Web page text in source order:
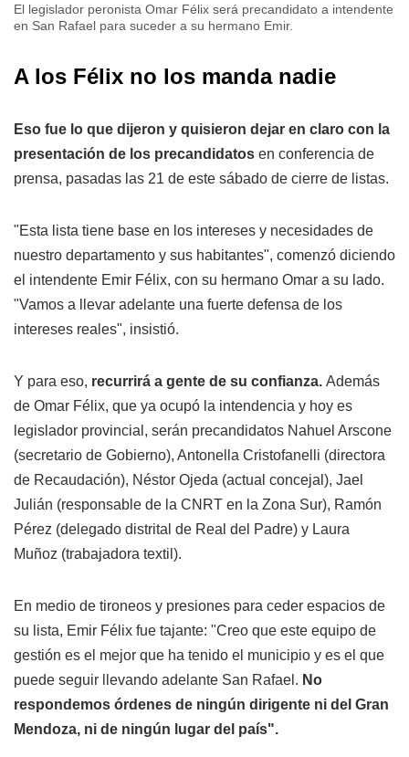
El legislador peronista Omar Félix será precandidato a intendente
en San Rafael para suceder a su hermano Emir.
A los Félix no los manda nadie
Eso fue lo que dijeron y quisieron dejar en claro con la
presentación de los precandidatos en conferencia de
prensa, pasadas las 21 de este sábado de cierre de listas.
"Esta lista tiene base en los intereses y necesidades de
nuestro departamento y sus habitantes", comenzó diciendo
el intendente Emir Félix, con su hermano Omar a su lado.
"Vamos a llevar adelante una fuerte defensa de los
intereses reales", insistió.
Y para eso, recurrirá a gente de su confianza. Además
de Omar Félix, que ya ocupó la intendencia y hoy es
legislador provincial, serán precandidatos Nahuel Arscone
(secretario de Gobierno), Antonella Cristofanelli (directora
de Recaudación), Néstor Ojeda (actual concejal), Jael
Julián (responsable de la CNRT en la Zona Sur), Ramón
Pérez (delegado distrital de Real del Padre) y Laura
Muñoz (trabajadora textil).
En medio de tironeos y presiones para ceder espacios de
su lista, Emir Félix fue tajante: "Creo que este equipo de
gestión es el mejor que ha tenido el municipio y es el que
puede seguir llevando adelante San Rafael. No
respondemos órdenes de ningún dirigente ni del Gran
Mendoza, ni de ningún lugar del país".